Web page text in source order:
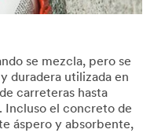
se mezcla, pero se
duradera utilizada en
carreteras hasta
Incluso el concreto de
áspero y absorbente,